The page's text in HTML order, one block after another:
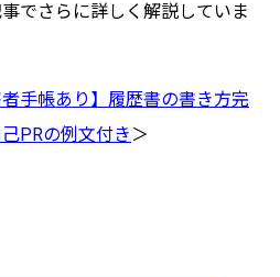
でさらに詳しく解説していま
者手帳あり】履歴書の書き方完
PRの例文付き ＞